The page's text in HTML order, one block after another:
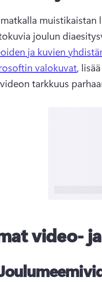
muistikaistan
joulun
ja kuvien
valokuvat,
tarkkuus
video-